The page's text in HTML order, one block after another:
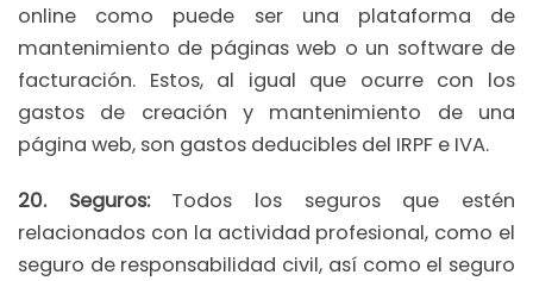
online como puede ser una plataforma de
mantenimiento de páginas web o un software de
facturación. Estos, al igual que ocurre con los
gastos de creación y mantenimiento de una
página web, son gastos deducibles del IRPF e IVA.
20. Seguros:Todos los seguros que estén
relacionados con la actividad profesional, como el
seguro de responsabilidad civil, así como el seguro